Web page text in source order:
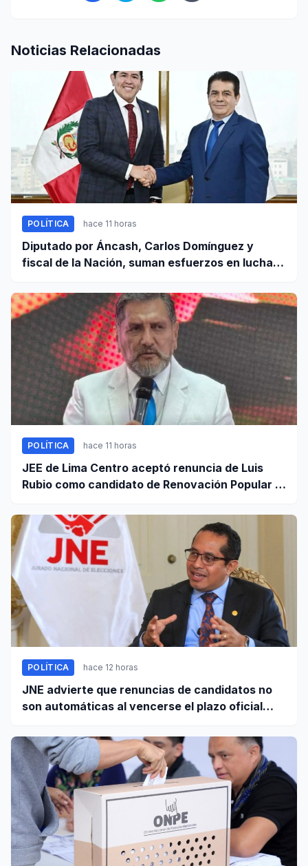
Noticias Relacionadas
POLÍTICA hace 11 horas
Diputado por Áncash, Carlos Domínguez y
fiscal de la Nación, suman esfuerzos en lucha
POLÍTICA hace 11 horas
JEE de Lima Centro aceptó renuncia de Luis
Rubio como candidato de Renovación Popular a
POLÍTICA hace 12 horas
JNE advierte que renuncias de candidatos no
son automáticas al vencerse el plazo oficial